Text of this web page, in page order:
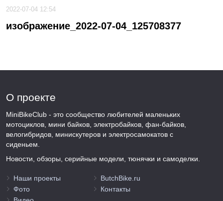
2022-07-04 12:54
изображение_2022-07-04_125708377
О проекте
MiniBikeClub - это сообщество любителей маленьких
мотоциклов, мини байков, электробайков, фан-байков,
велогибридов, минискутеров и электросамокатов с
сиденьем.
Новости, обзоры, серийные модели, тюнячки и самоделки.
Наши проекты
Фото
ButchBike.ru
Контакты